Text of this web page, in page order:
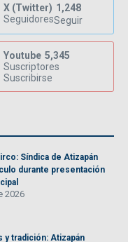
X (Twitter) 1,248
SeguidoresSeguir
Youtube 5,345
Suscriptores
Suscribirse
Síndica de Atizapán
durante presentación
2026
y tradición: Atizapán